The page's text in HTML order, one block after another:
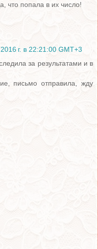
что попала в их число!
г. в 22:21:00 GMT+3
за результатами и в
письмо отправила, жду